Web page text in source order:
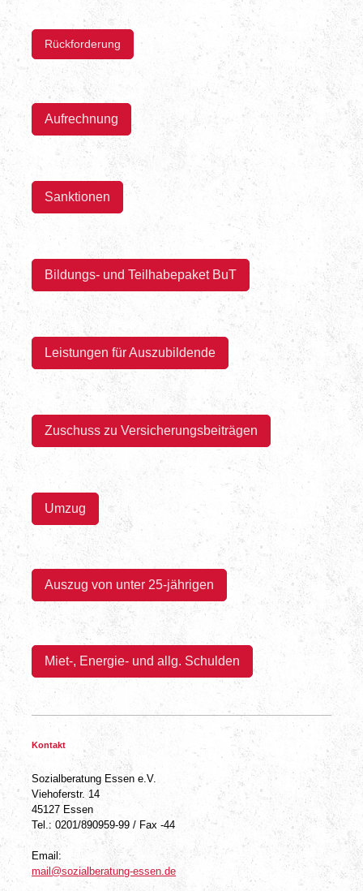
Rückforderung
Aufrechnung
Sanktionen
Bildungs- und Teilhabepaket BuT
Leistungen für Auszubildende
Zuschuss zu Versicherungsbeiträgen
Umzug
Auszug von unter 25-jährigen
Miet-, Energie- und allg. Schulden
Kontakt
Sozialberatung Essen e.V.
Viehoferstr. 14
45127 Essen
Tel.: 0201/890959-99 / Fax -44
Email:
mail@sozialberatung-essen.de